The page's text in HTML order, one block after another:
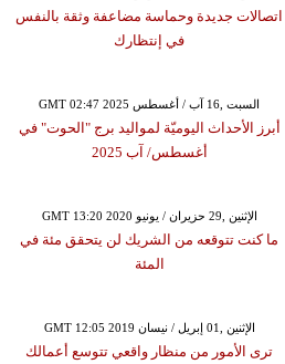
اتصالات جديدة وحماسة مضاعفة وثقة بالنفس
في إنتظارك
GMT 02:47 2025 السبت ,16 آب / أغسطس
أبرز الأحداث اليوميّة لمواليد برج "الحوت" في
أغسطس/ آب 2025
GMT 13:20 2020 الإثنين ,29 حزيران / يونيو
ما كنت تتوقعه من الشريك لن يتحقق مئة في
المئة
GMT 12:05 2019 الإثنين ,01 إبريل / نيسان
ترى الأمور من منظار واقعي تتوسع أعمالك